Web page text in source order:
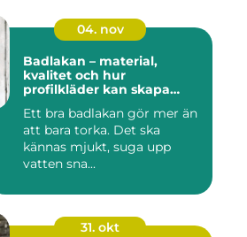
04. nov
Badlakan – material,
kvalitet och hur
profilkläder kan skapa
Ett bra badlakan gör mer än
att bara torka. Det ska
kännas mjukt, suga upp
vatten sna...
31. okt